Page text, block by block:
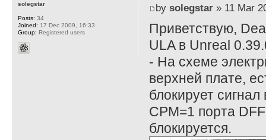
by solegstar» 11 Mar
Приветствую,
ULA в Unreal
- На схеме
верхней плате,
блокирует
CPM=1 порта
блокируется.
solegstar
Posts: 34
Joined: 17 Dec 2009, 16:33
Group: Registered users